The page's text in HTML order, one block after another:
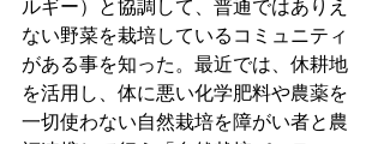
ルギー）と協調して、普通ではありえ
ない野菜を栽培しているコミュニティ
がある事を知った。最近では、休耕地
を活用し、体に悪い化学肥料や農薬を
一切使わない自然栽培を障がい者と農